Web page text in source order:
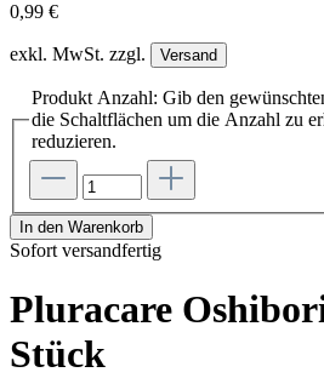
0,99 €
exkl. MwSt. zzgl. Versand
Produkt Anzahl: Gib den
die Schaltflächen um die Anzahl zu
reduzieren.
In den Warenkorb
Sofort versandfertig
Pluracare
Stück